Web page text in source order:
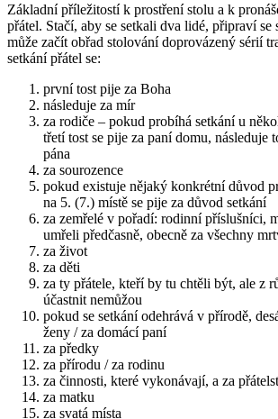
Základní příležitostí k prostření stolu a k
přátel. Stačí, aby se setkali dva lidé, připraví
může začít obřad stolování doprovázený sérií
setkání přátel se:
první tost pije za Boha
následuje za mír
za rodiče – pokud probíhá setkání u
třetí tost se pije za paní domu, následuje
pána
za sourozence
pokud existuje nějaký konkrétní důvod
na 5. (7.) místě se pije za důvod setkání
za zemřelé v pořadí: rodinní příslušníci,
umřeli předčasně, obecně za všechny
za život
za děti
za ty přátele, kteří by tu chtěli být, ale z
účastnit nemůžou
pokud se setkání odehrává v přírodě,
ženy / za domácí paní
za předky
za přírodu / za rodinu
za činnosti, které vykonávají, a za
za matku
za svatá místa